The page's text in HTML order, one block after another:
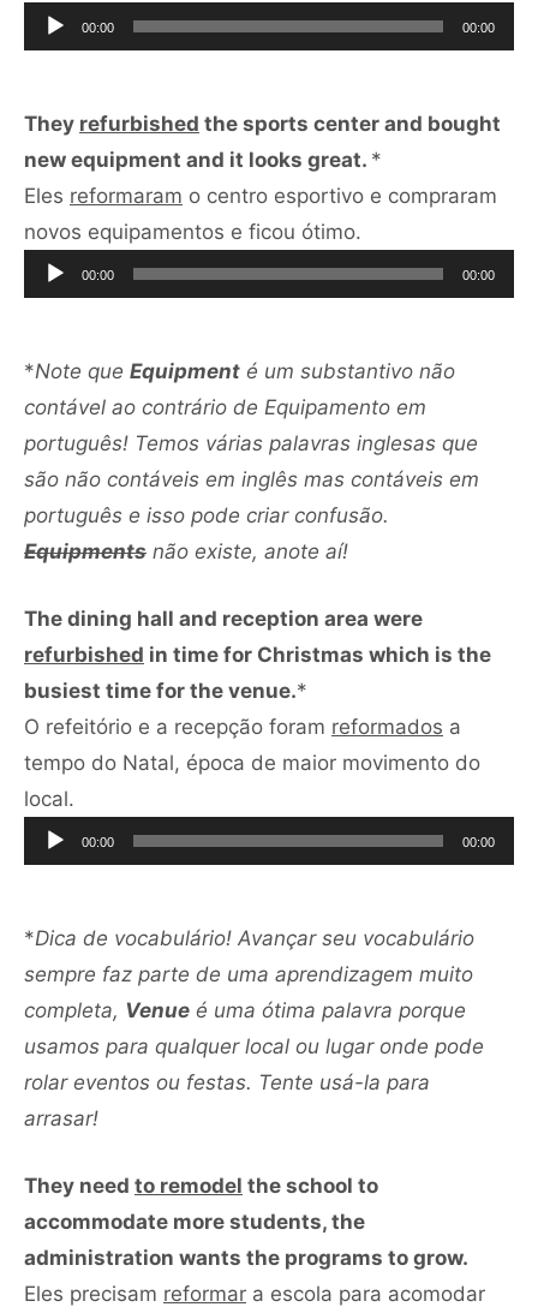
de
áudio
00:00 00:00
They refurbished the sports center and bought
new equipment and it looks great. *
Eles reformaram o centro esportivo e compraram
novos equipamentos e ficou ótimo.
de
áudio
00:00 00:00
*Note que Equipment é um substantivo não
contável ao contrário de Equipamento em
português! Temos várias palavras inglesas que
são não contáveis em inglês mas contáveis em
português e isso pode criar confusão.
Equipments não existe, anote aí!
The dining hall and reception area were
refurbished in time for Christmas which is the
busiest time for the venue.*
O refeitório e a recepção foram reformados a
tempo do Natal, época de maior movimento do
local.
de
áudio
00:00 00:00
*Dica de vocabulário! Avançar seu vocabulário
sempre faz parte de uma aprendizagem muito
completa, Venue é uma ótima palavra porque
usamos para qualquer local ou lugar onde pode
rolar eventos ou festas. Tente usá-la para
arrasar!
They need to remodel the school to
accommodate more students, the
administration wants the programs to grow.
Eles precisam reformar a escola para acomodar